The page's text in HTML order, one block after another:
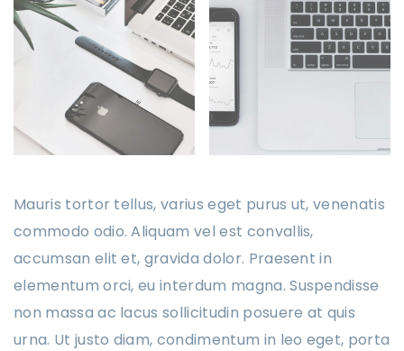
Mauris tortor tellus, varius eget purus ut, venenatis
commodo odio. Aliquam vel est convallis,
accumsan elit et, gravida dolor. Praesent in
elementum orci, eu interdum magna. Suspendisse
non massa ac lacus sollicitudin posuere at quis
urna. Ut justo diam, condimentum in leo eget, porta